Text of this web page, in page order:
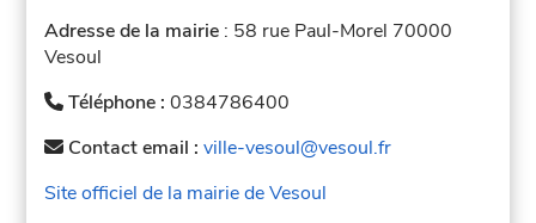
Adresse de la mairie : 58 rue Paul-Morel 70000
Vesoul
Téléphone :0384786400
Contact email :ville-vesoul@vesoul.fr
Site officiel de la mairie de Vesoul